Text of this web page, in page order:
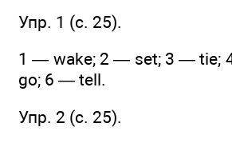
Упр. 1 (c. 25).
1 — wake; 2 — set; 3 — tie;
go; 6 — tell.
Упр. 2 (c. 25).